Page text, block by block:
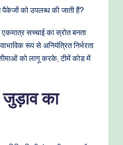
को उपलब्ध की जाती हैं?
सच्चाई का स्रोत बनता
रूप से अनियंत्रित निर्भरता
को लागू करके, टीमें कोड में
का